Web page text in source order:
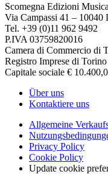
Scomegna Edizioni
Via Campassi 41 –
Tel. +39 (0)11 962 9492
P.IVA 03759820016
Camera di Commercio di
Registro Imprese di
Capitale sociale €
Über uns
Kontaktiere uns
Allgemeine
Privacy Policy
Cookie Policy
Update cookie